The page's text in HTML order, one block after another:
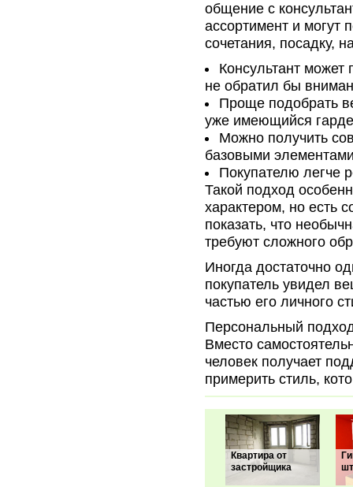
общение с
ассортимент и могут
сочетания, посадку,
Консультант
не обратил бы
Проще подобрать
уже имеющийся
Можно получить
базовыми
Покупателю легче
Такой подход
характером, но есть
показать, что
требуют сложного
Иногда достаточно
покупатель увидел
частью его личного
Персональный
Вместо
человек получает
примерить стиль,
Квартира от
застройщика